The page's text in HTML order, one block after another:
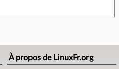
À propos de LinuxFr.org